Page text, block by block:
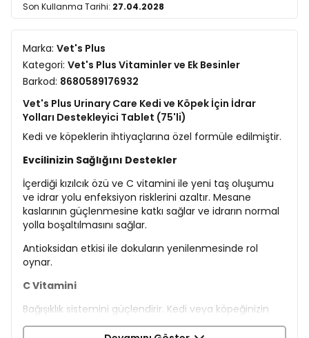
Son Kullanma Tarihi: 27.04.2028
Marka: Vet's Plus
Kategori: Vet's Plus Vitaminler ve Ek Besinler
Barkod: 8680589176932
Vet's Plus Urinary Care Kedi ve Köpek İçin İdrar
Yolları Destekleyici Tablet (75'li)
Kedi ve köpeklerin ihtiyaçlarına özel formüle edilmiştir.
Evcilinizin Sağlığını Destekler
İçerdiği kızılcık özü ve C vitamini ile yeni taş oluşumu
ve idrar yolu enfeksiyon risklerini azaltır. Mesane
kaslarının güçlenmesine katkı sağlar ve idrarın normal
yolla boşaltılmasını sağlar.
Antioksidan etkisi ile dokuların yenilenmesinde rol
oynar.
C Vitamini
Bağışıklık sistemini güçlendirir. Kedi veya köpeğinizin
virüs ve bakterilerle savaşmasına yardımcı olur.